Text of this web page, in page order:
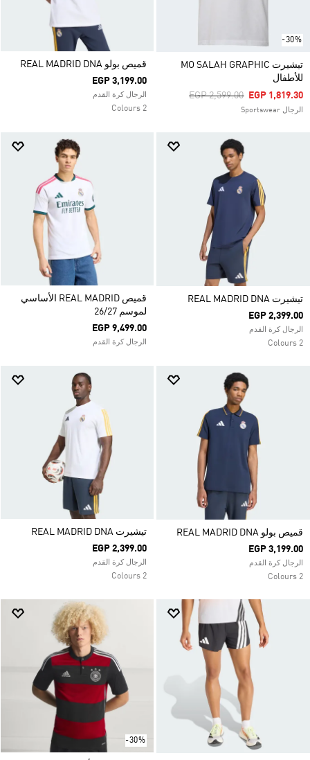
-30%
تيشيرت MO SALAH GRAPHIC
للأطفال
Price Reduced From
EGP 2,599.00ToEGP 1,819.30
الرجال Sportswear
قميص بولو REAL MADRID DNA
EGP 3,199.00
الرجال كرة القدم
2 Colours
تيشيرت REAL MADRID DNA
EGP 2,399.00
الرجال كرة القدم
2 Colours
قميص REAL MADRID الأساسي
لموسم 26/27
EGP 9,499.00
الرجال كرة القدم
قميص بولو REAL MADRID DNA
EGP 3,199.00
الرجال كرة القدم
2 Colours
تيشيرت REAL MADRID DNA
EGP 2,399.00
الرجال كرة القدم
2 Colours
-30%